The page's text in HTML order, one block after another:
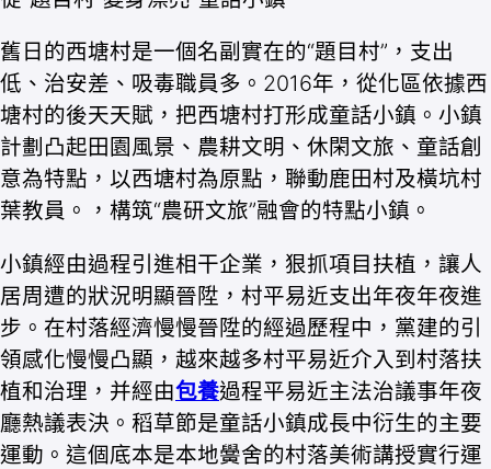
舊日的西塘村是一個名副實在的“題目村”，支出
低、治安差、吸毒職員多。2016年，從化區依據西
塘村的後天天賦，把西塘村打形成童話小鎮。小鎮
計劃凸起田園風景、農耕文明、休閑文旅、童話創
意為特點，以西塘村為原點，聯動鹿田村及橫坑村
葉教員。，構筑“農研文旅”融會的特點小鎮。
小鎮經由過程引進相干企業，狠抓項目扶植，讓人
居周遭的狀況明顯晉陞，村平易近支出年夜年夜進
步。在村落經濟慢慢晉陞的經過歷程中，黨建的引
領感化慢慢凸顯，越來越多村平易近介入到村落扶
植和治理，并經由包養過程平易近主法治議事年夜
廳熱議表決。稻草節是童話小鎮成長中衍生的主要
運動。這個底本是本地黌舍的村落美術講授實行運